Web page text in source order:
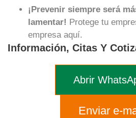
¡Prevenir siempre será
lamentar! Protege tu
empresa aquí.
Información, Citas Y
Abrir
Enviar e-